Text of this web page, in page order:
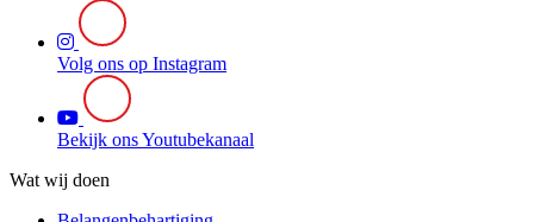
Volg ons op Instagram
Bekijk ons Youtubekanaal
Wat wij doen